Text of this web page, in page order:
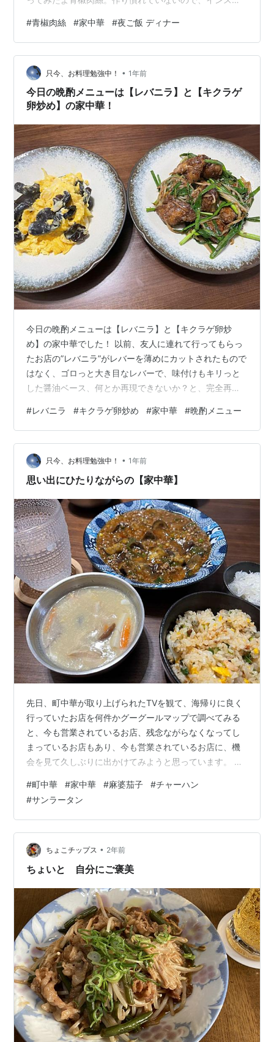
ちんと油通ししているではないか。い、お家で作るもの
なのに！？わざわざ！？と思ったけれど、前日に作った
唐揚げの油が残っていたので、レシピ通りに作ってみ
た。 う、うま〜〜〜！！！ 町中華よりも食感は弱いけ
ど、十分な味付け。 お買い得商品の豚こまで作ったけれ
ど、なんの問題もないじゃない。 むしろ豚こま…
#青椒肉絲 #家中華 #夜ご飯 ディナー
只今、お料理勉強中！ • 1年前
今日の晩酌メニューは【レバニラ】と【キクラゲ
卵炒め】の家中華！
今日の晩酌メニューは【レバニラ】と【キクラゲ卵炒
め】の家中華でした！ 以前、友人に連れて行ってもらっ
たお店の”レバニラ”がレバーを薄めにカットされたもので
はなく、ゴロっと大き目なレバーで、味付けもキリっと
した醤油ベース、何とか再現できないか？と、完全再現
ラレシピに仲間入りとなりました！ レバーは大きめにカ
ットし牛乳に漬け臭み消し、その後お酒と醤油を揉みこ
み下味を付け、片栗粉をまぶし揚げ焼きにして一旦取り
出しておきます。 ”もやし”と”ニラ”をごま油で炒め、レバ
ーを戻し入れ、 醤油（大さじ２）オイスターソース（小
#レバニラ #キクラゲ卵炒め #家中華 #晩酌メニュー
只今、お料理勉強中！ • 1年前
思い出にひたりながらの【家中華】
先日、町中華が取り上げられたTVを観て、海帰りに良く
行っていたお店を何件かグーグールマップで調べてみる
と、今も営業されているお店、残念ながらなくなってし
まっているお店もあり、今も営業されているお店に、機
会を見て久しぶりに出かけてみようと思っています。 も
始めた時に、近くにあった中華料理店、自分の親と同じ
年代のご夫婦が切り盛りしていたお店で、良くお世話に
なっていましたが、数年前に訪問すると、すでに閉店し
別のお店に変わっていました。 当時から「後継者がいな
くてね」と話していたのを思い出し、すっかり変わって
いた街並みを見ながら、当時の思い出が蘇り、…
#町中華 #家中華 #麻婆茄子 #チャーハン
#サンラータン
ちょこチップス • 2年前
ちょいと 自分にご褒美